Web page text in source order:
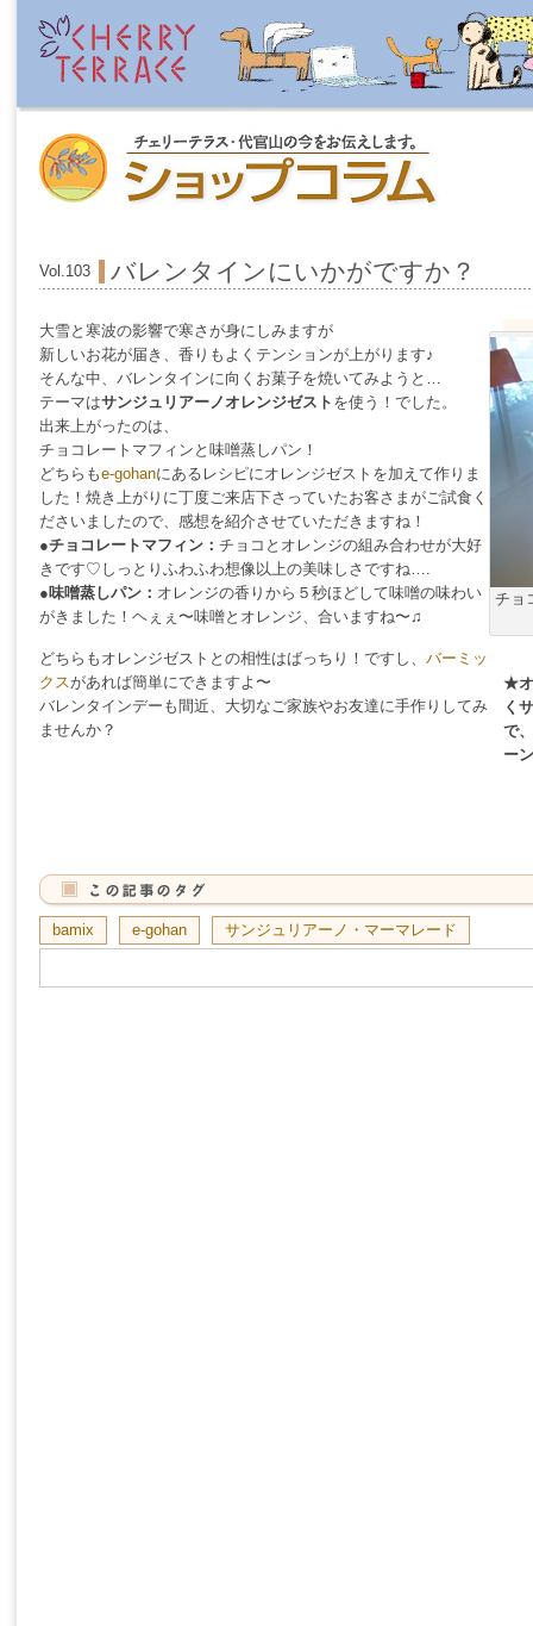
Vol.103 バレンタインにいかがですか？
大雪と寒波の影響で寒さが身にしみますが
新しいお花が届き、香りもよくテンションが上がります♪
そんな中、バレンタインに向くお菓子を焼いてみようと…
テーマはサンジュリアーノオレンジゼスト を使う！でした。
出来上がったのは、
チョコレートマフィンと味噌蒸しパン！
どちらもe-gohanにあるレシピにオレンジゼストを加えて作りま
した！焼き上がりに丁度ご来店下さっていたお客さまがご試食く
ださいましたので、感想を紹介させていただきますね！
●チョコレートマフィン： チョコとオレンジの組み合わせが大好
きです♡しっとりふわふわ想像以上の美味しさですね….
●味噌蒸しパン： オレンジの香りから５秒ほどして味噌の味わい
がきました！ヘぇぇ〜味噌とオレンジ、合いますね〜♫
どちらもオレンジゼストとの相性はばっちり！ですし、 バーミッ
クスがあれば簡単にできますよ〜
バレンタインデーも間近、大切なご家族やお友達に手作りしてみ
ませんか？
チョ
★オ
く
で
ー
bamix e-gohan サンジュリアーノ・マーマレード